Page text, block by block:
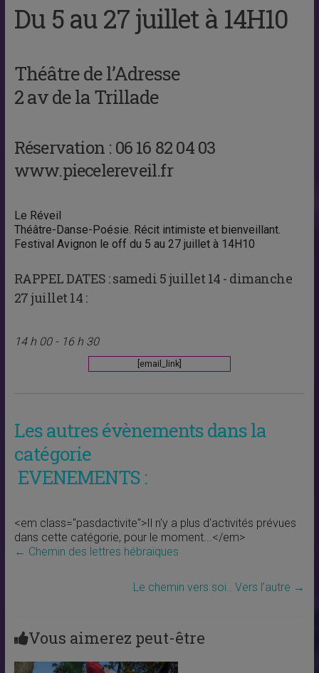
Du 5 au 27 juillet à 14H10
Théâtre de l’Adresse
2 av de la Trillade
Réservation : 06 16 82 04 03
www.piecelereveil.fr
Le Réveil
Théâtre-Danse-Poésie. Récit intimiste et bienveillant.
Festival Avignon le off du 5 au 27 juillet à 14H10
RAPPEL DATES :samedi 5 juillet 14 - dimanche
27 juillet 14 :
14 h 00 - 16 h 30
[email_link]
Les autres évènements dans la
catégorie
EVENEMENTS :
<em class="pasdactivite">Il n'y a plus d'activités prévues
dans cette catégorie, pour le moment...</em>
← Chemin des lettres hébraïques
Le chemin vers soi.. Vers l’autre →
Vous aimerez peut-être